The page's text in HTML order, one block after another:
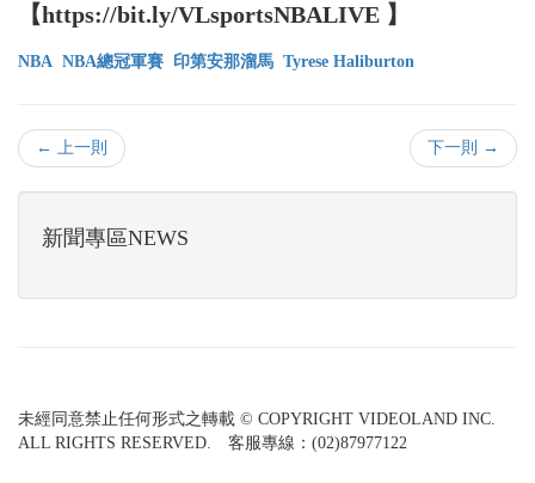
【https://bit.ly/VLsportsNBALIVE 】
NBA NBA總冠軍賽 印第安那溜馬 Tyrese Haliburton
← 上一則 下一則 →
新聞專區NEWS
未經同意禁止任何形式之轉載 © COPYRIGHT VIDEOLAND INC.
ALL RIGHTS RESERVED. 客服專線：(02)87977122